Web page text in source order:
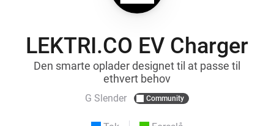
LEKTRI.CO EV Charger
Den smarte oplader designet til at passe til
ethvert behov
G Slender Community